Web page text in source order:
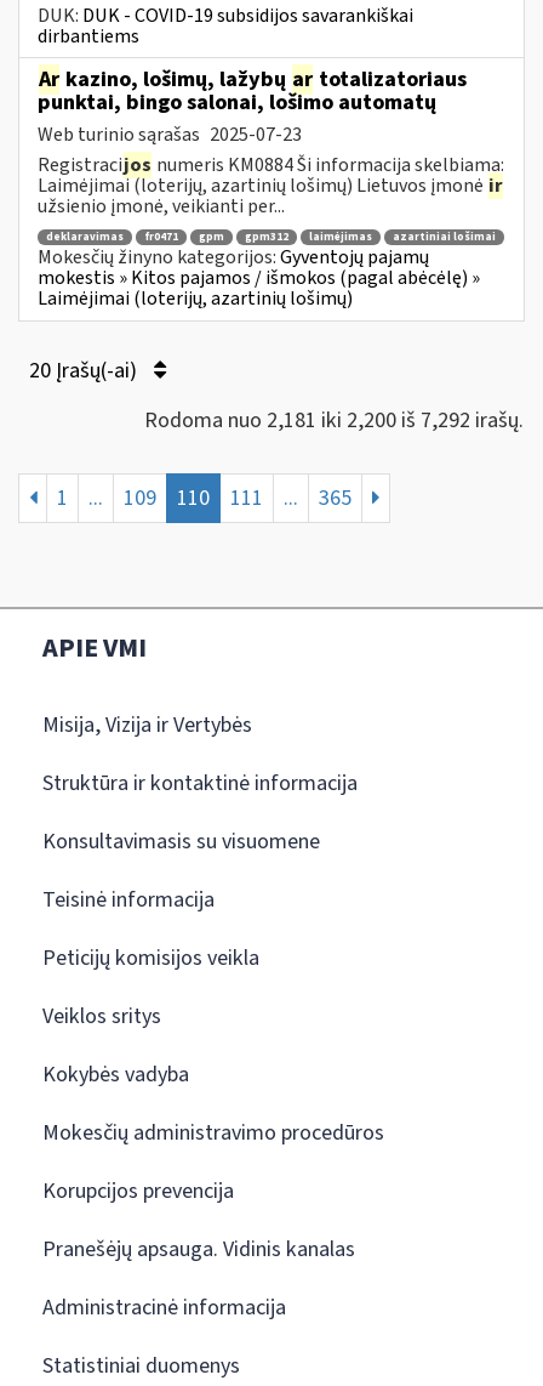
DUK: DUK - COVID-19 subsidijos savarankiškai
dirbantiems
Ar kazino, lošimų, lažybų ar totalizatoriaus
punktai, bingo salonai, lošimo automatų
Web turinio sąrašas 2025-07-23
Registracijos numeris KM0884 Ši informacija skelbiama:
Laimėjimai (loterijų, azartinių lošimų) Lietuvos įmonė ir
užsienio įmonė, veikianti per...
deklaravimas fr0471 gpm gpm312 laimėjimas azartiniai lošimai
Mokesčių žinyno kategorijos:Gyventojų pajamų
mokestis » Kitos pajamos / išmokos (pagal abėcėlę) »
Laimėjimai (loterijų, azartinių lošimų)
20 Įrašų(-ai)
Rodoma nuo 2,181 iki 2,200 iš 7,292 irašų.
1 ... 109 110 111 ... 365
APIE VMI
Misija, Vizija ir Vertybės
Struktūra ir kontaktinė informacija
Konsultavimasis su visuomene
Teisinė informacija
Peticijų komisijos veikla
Veiklos sritys
Kokybės vadyba
Mokesčių administravimo procedūros
Korupcijos prevencija
Pranešėjų apsauga. Vidinis kanalas
Administracinė informacija
Statistiniai duomenys